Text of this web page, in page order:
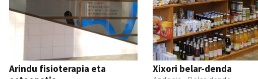
Arindu fisioterapia eta
Xixori belar-denda